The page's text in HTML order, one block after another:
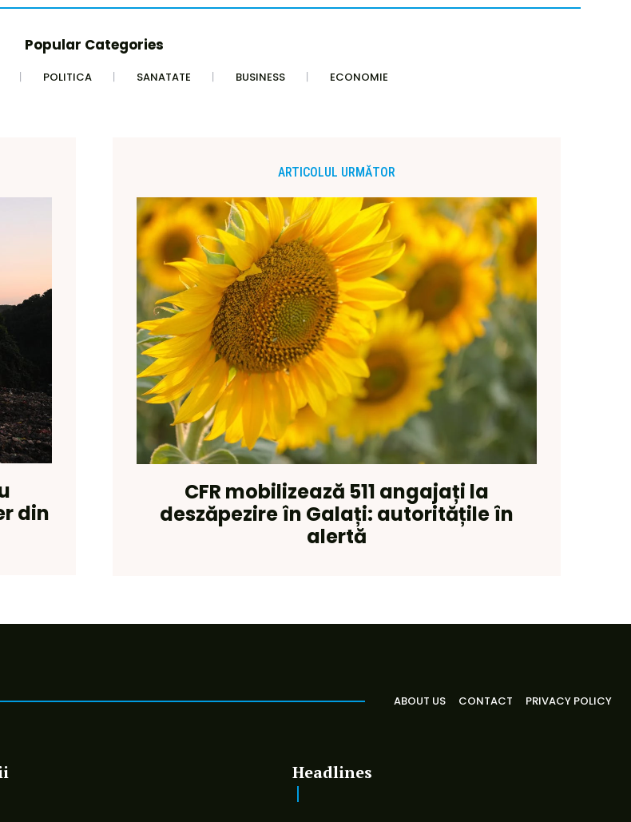
Popular Categories
POLITICA SANATATE BUSINESS ECONOMIE
din
ARTICOLUL URMĂTOR
CFR mobilizează 511 angajați la
deszăpezire în Galați: autoritățile în
alertă
ABOUT US CONTACT PRIVACY POLICY
Headlines